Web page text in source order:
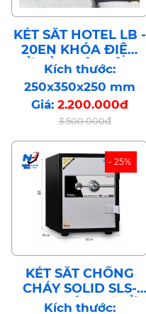
KÉT SẮT HOTEL LB -
20EN KHÓA ĐIỆN
TỬ BẢO MẬT CÔNG
NGHỆ CAO HÀN
QUỐC
Kích thước:
250x350x250 mm
Giá: 2.200.000đ
3.500.000đ
- 25%
KÉT SẮT CHỐNG
CHÁY SOLID SLS-
52C KHÓA CƠ TỬ
Kích thước: